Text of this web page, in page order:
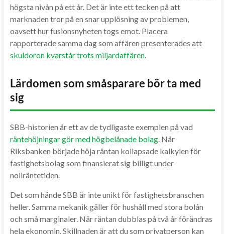
högsta nivån på ett år. Det är inte ett tecken på att
marknaden tror på en snar upplösning av problemen,
oavsett hur fusionsnyheten togs emot. Placera
rapporterade samma dag som affären presenterades att
skuldoron kvarstår trots miljardaffären.
Lärdomen som småsparare bör ta med
sig
SBB-historien är ett av de tydligaste exemplen på vad
räntehöjningar gör med högbelånade bolag. När
Riksbanken började höja räntan kollapsade kalkylen för
fastighetsbolag som finansierat sig billigt under
nollräntetiden.
Det som hände SBB är inte unikt för fastighetsbranschen
heller. Samma mekanik gäller för hushåll med stora bolån
och små marginaler. När räntan dubblas på två år förändras
hela ekonomin. Skillnaden är att du som privatperson kan